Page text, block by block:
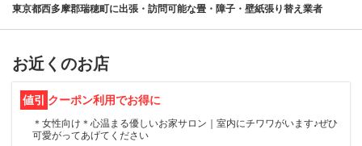
東京都西多摩郡瑞穂町に出張・訪問可能な畳・障子・壁紙張り替え業者
お近くのお店
値引 クーポン利用でお得に
＊女性向け＊心温まる優しいお家サロン｜室内にチワワがいます♪ぜひ
可愛がってあげてください